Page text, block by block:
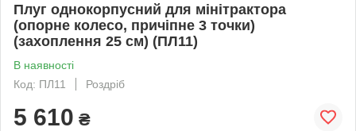
Плуг однокорпусний для мінітрактора
(опорне колесо, причіпне 3 точки)
(захоплення 25 см) (ПЛ11)
В наявності
Код: ПЛ11
Роздріб
5 610 ₴